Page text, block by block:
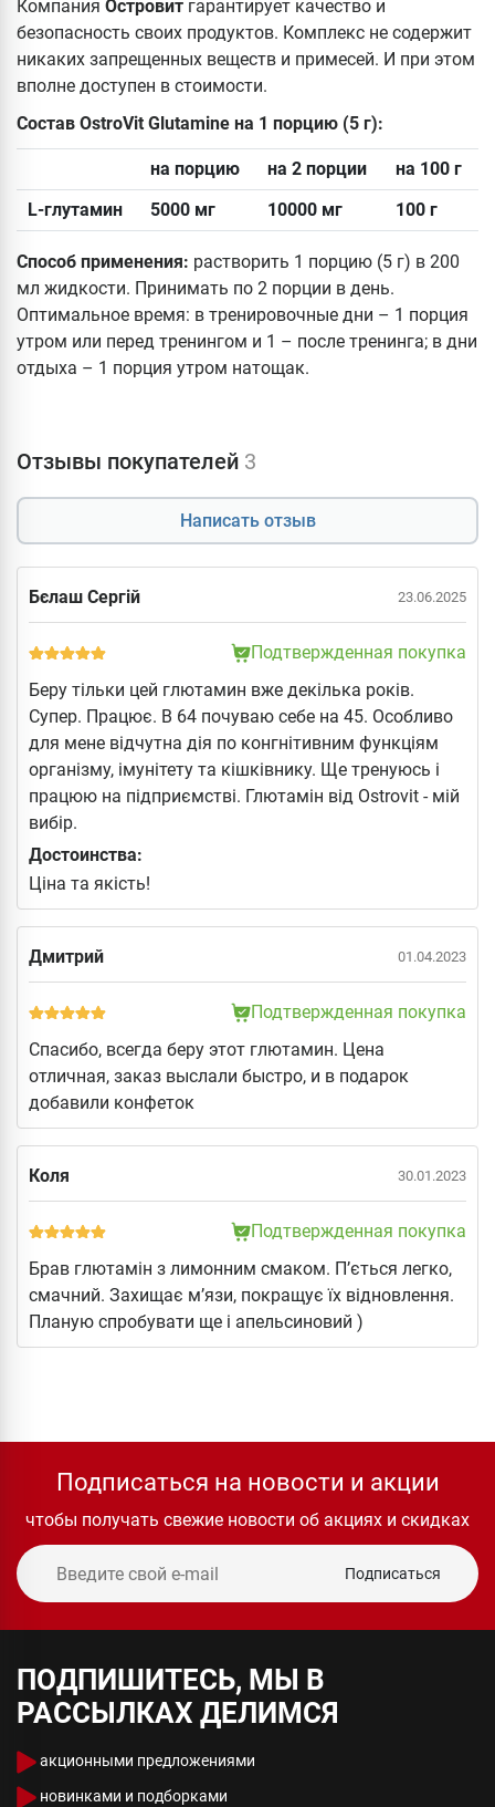
Компания Островит гарантирует качество и
безопасность своих продуктов. Комплекс не содержит
никаких запрещенных веществ и примесей. И при этом
вполне доступен в стоимости.
Состав OstroVit Glutamine на 1 порцию (5 г):
на порцию на 2 порции
на 100 г
L-глутамин
5000 мг 10000 мг 100 г
Способ применения: растворить 1 порцию (5 г) в 200
мл жидкости. Принимать по 2 порции в день.
Оптимальное время: в тренировочные дни – 1 порция
утром или перед тренингом и 1 – после тренинга; в дни
отдыха – 1 порция утром натощак.
Отзывы покупателей 3
Написать отзыв
Бєлаш Сергій 23.06.2025
Подтвержденная покупка
Беру тільки цей глютамин вже декілька років.
Супер. Працює. В 64 почуваю себе на 45. Особливо
для мене відчутна дія по конгнітивним функціям
організму, імунітету та кішківнику. Ще тренуюсь і
працюю на підприємстві. Глютамін від Ostrovit - мій
вибір.
Достоинства:
Ціна та якість!
Дмитрий 01.04.2023
Подтвержденная покупка
Спасибо, всегда беру этот глютамин. Цена
отличная, заказ выслали быстро, и в подарок
добавили конфеток
Коля 30.01.2023
Подтвержденная покупка
Брав глютамін з лимонним смаком. П’ється легко,
смачний. Захищає м’язи, покращує їх відновлення.
Планую спробувати ще і апельсиновий )
Подписаться на новости и акции
чтобы получать свежие новости об акциях и скидках
Подписаться
ПОДПИШИТЕСЬ, МЫ В
РАССЫЛКАХ ДЕЛИМСЯ
акционными предложениями
новинками и подборками